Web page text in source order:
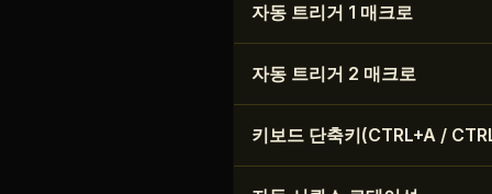
자동 트리거 1 매크로
자동 트리거 2 매크로
키보드 단축키(CTRL+A /